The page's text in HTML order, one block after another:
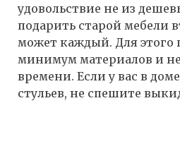
удовольствие не из
подарить старой мебели
может каждый. Для этого
минимум материалов и
времени. Если у вас в
стульев, не спешите